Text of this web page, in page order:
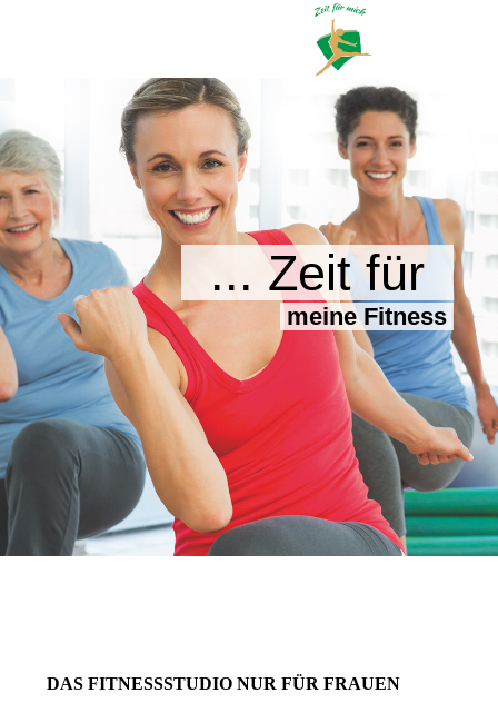
... Zeit für
meine Fitness
DAS FITNESSSTUDIO NUR FÜR FRAUEN